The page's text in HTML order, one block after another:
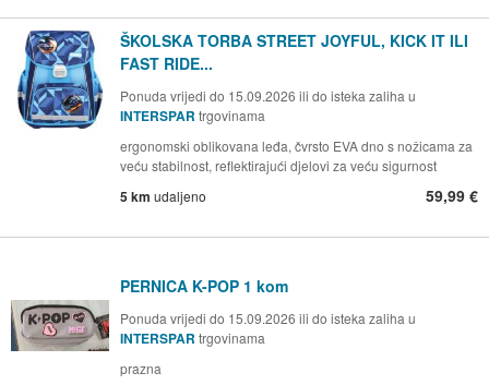
ŠKOLSKA TORBA STREET JOYFUL, KICK IT ILI
FAST RIDE...
Ponuda vrijedi do 15.09.2026 ili do isteka zaliha u
INTERSPAR trgovinama
ergonomski oblikovana leđa, čvrsto EVA dno s nožicama za
veću stabilnost, reflektirajući djelovi za veću sigurnost
5 km udaljeno 59,99 €
PERNICA K-POP 1 kom
Ponuda vrijedi do 15.09.2026 ili do isteka zaliha u
INTERSPAR trgovinama
prazna